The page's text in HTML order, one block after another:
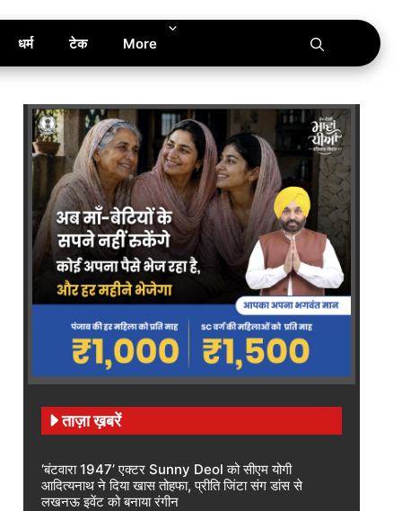
धर्म टेक More
ताज़ा ख़बरें
‘बंटवारा 1947’ एक्टर Sunny Deol को सीएम योगी
आदित्यनाथ ने दिया खास तोहफा, प्रीति जिंटा संग डांस से
लखनऊ इवेंट को बनाया रंगीन